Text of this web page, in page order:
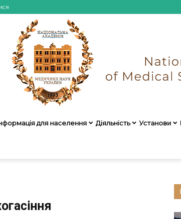
для населення Діяльність Установи